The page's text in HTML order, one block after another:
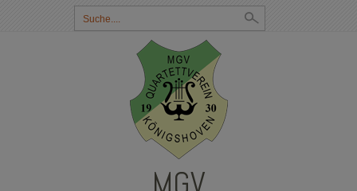
Suchbegriff
eingeben: